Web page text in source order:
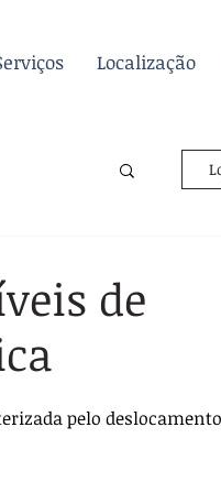
Localização
Dicas
de
pelo